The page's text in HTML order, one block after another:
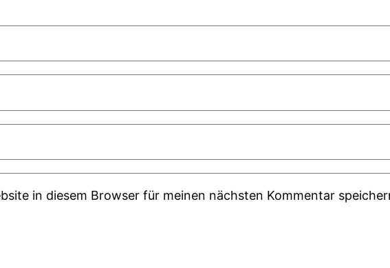
in diesem Browser für meinen nächsten Kommentar